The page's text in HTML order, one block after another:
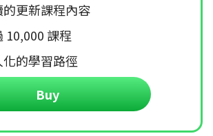
更新課程內容
10,000 課程
的學習路徑
Buy